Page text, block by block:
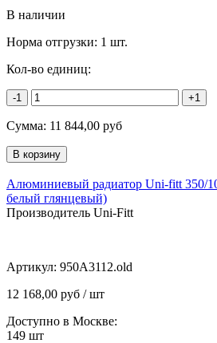
В наличии
Норма отгрузки: 1 шт.
Кол-во единиц:
-1 +1
Сумма: 11 844,00 руб
Алюминиевый радиатор Uni-fitt 350/
белый глянцевый)
Производитель Uni-Fitt
Артикул: 950A3112.old
12 168,00 руб / шт
Доступно в Москве:
149 шт